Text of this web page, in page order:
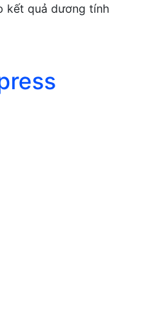
kết quả dương tính